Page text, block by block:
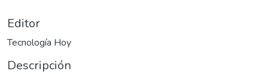
Editor
Tecnología Hoy
Descripción